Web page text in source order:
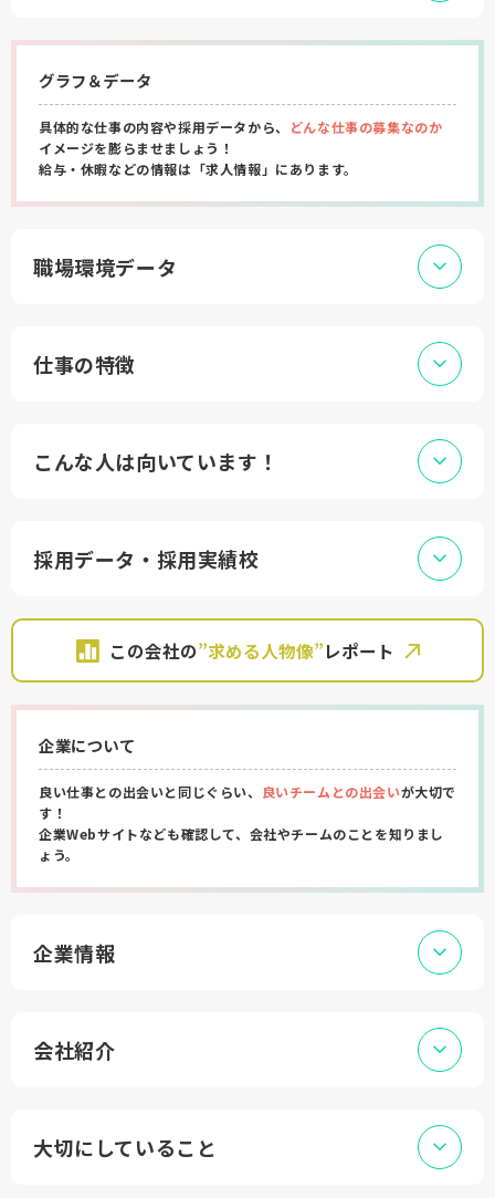
グラフ＆データ
具体的な仕事の内容や採用データから、
どんな仕事の募集なのか
イメージを膨らませましょう！
給与・休暇などの情報は「求人情報」にあります。
職場環境データ
仕事の特徴
こんな人は向いています！
採用データ・採用実績校
この会社の”求める人物像”レポート
企業について
良い仕事との出会いと同じぐらい、 良いチームとの出会いが大切で
す！
企業Webサイトなども確認して、会社やチームのことを知りまし
ょう。
企業情報
会社紹介
大切にしていること